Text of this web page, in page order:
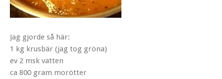
Jag gjorde så här:
1 kg krusbär (jag tog gröna)
ev 2 msk vatten
ca 800 gram morötter